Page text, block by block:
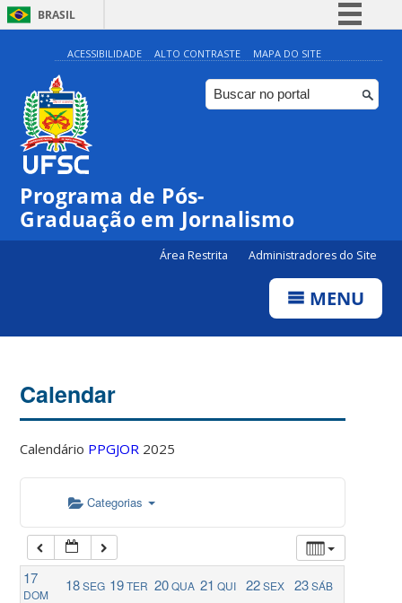
BRASIL
Simplifique!
Comunica BR
Participe
ACESSIBILIDADE ALTO CONTRASTE MAPA DO SITE
Programa de Pós-
Graduação em Jornalismo
Área Restrita Administradores do Site
MENU
Calendar
Calendário PPGJOR 2025
Categorias
17
DOM
18SEG 19TER 20QUA 21 QUI 22SEX 23SÁB
00:00
05:00
06:00
07:00